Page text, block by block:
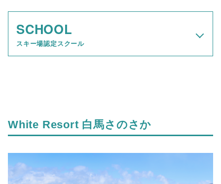
SCHOOL
スキー場認定スクール
White Resort 白馬さのさか